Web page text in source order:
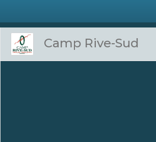
Camp Rive-Sud